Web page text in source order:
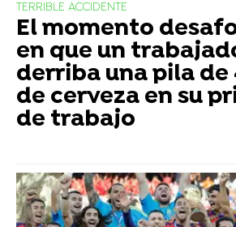
TERRIBLE ACCIDENTE
El momento
en que un
derriba una pila de
de cerveza en su
de trabajo